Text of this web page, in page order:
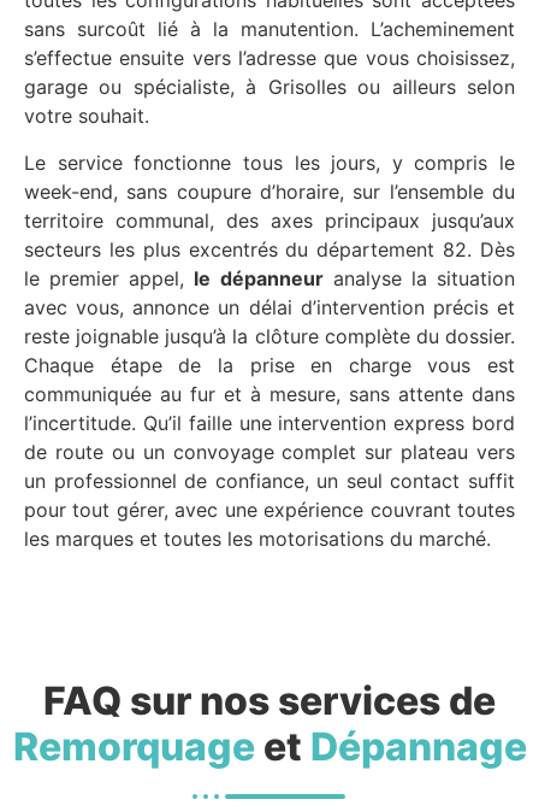
sans surcoût lié à la manutention. L’acheminement
s’effectue ensuite vers l’adresse que vous choisissez,
garage ou spécialiste, à Grisolles ou ailleurs selon
votre souhait.
Le service fonctionne tous les jours, y compris le
week-end, sans coupure d’horaire, sur l’ensemble du
territoire communal, des axes principaux jusqu’aux
secteurs les plus excentrés du département 82. Dès
le premier appel, le dépanneuranalyse la situation
avec vous, annonce un délai d’intervention précis et
reste joignable jusqu’à la clôture complète du dossier.
Chaque étape de la prise en charge vous est
communiquée au fur et à mesure, sans attente dans
l’incertitude. Qu’il faille une intervention express bord
de route ou un convoyage complet sur plateau vers
un professionnel de confiance, un seul contact suffit
pour tout gérer, avec une expérience couvrant toutes
les marques et toutes les motorisations du marché.
FAQ sur nos services de
Remorquageet Dépannage